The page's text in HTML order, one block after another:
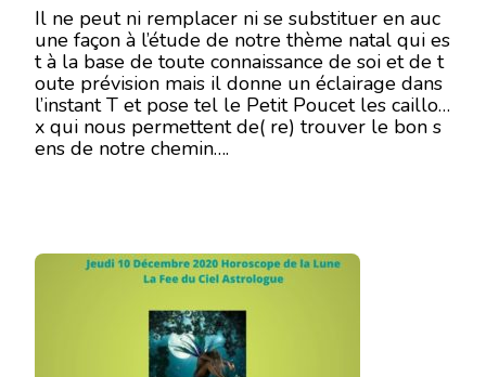
Il ne peut ni remplacer ni se substituer en auc
une façon à l’étude de notre thème natal qui es
t à la base de toute connaissance de soi et de t
oute prévision mais il donne un éclairage dans
l’instant T et pose tel le Petit Poucet les caillou
x qui nous permettent de( re) trouver le bon s
ens de notre chemin….